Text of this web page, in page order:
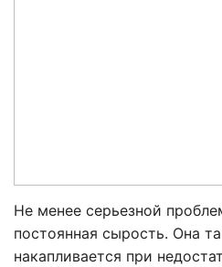
Не менее серьезной
постоянная сырость. Она
накапливается при